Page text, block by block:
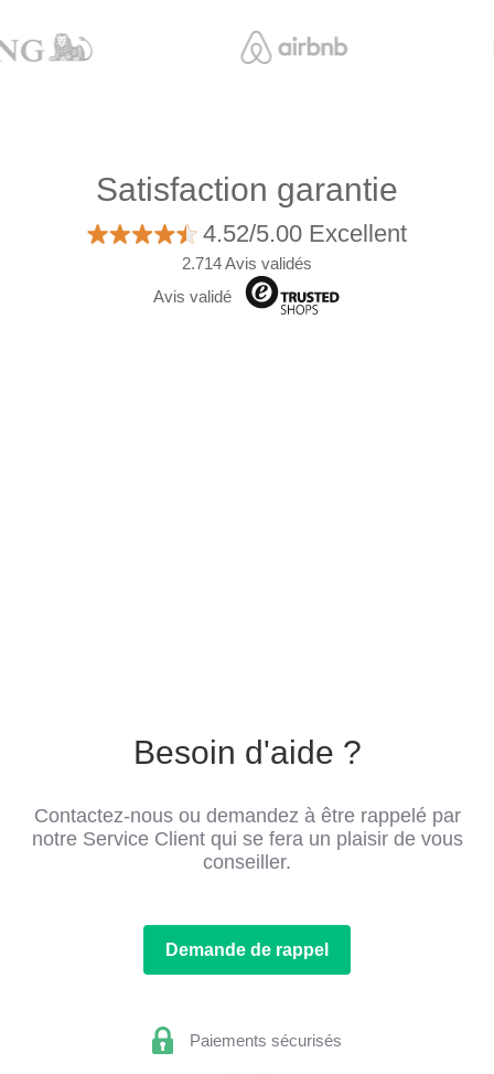
Satisfaction garantie
4.52/5.00 Excellent
2.714 Avis validés
Avis validé
Besoin d'aide ?
Contactez-nous ou demandez à être rappelé par
notre Service Client qui se fera un plaisir de vous
conseiller.
Demande de rappel
Paiements sécurisés